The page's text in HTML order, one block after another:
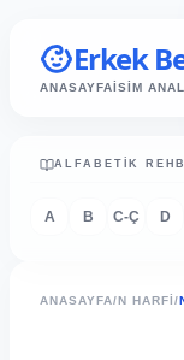
Erkek
ANASAYFAİSİM
ALFABETIK
A B C-Ç D
ANASAYFA/N HARFI/